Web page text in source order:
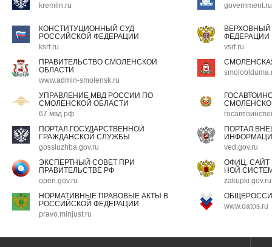
kremlin.ru
government.ru
КОНСТИТУЦИОННЫЙ СУД
РОССИЙСКОЙ ФЕДЕРАЦИИ
ksrf.ru
ФЕДЕРАЦИИ
vsrf.ru
ПРАВИТЕЛЬСТВО СМОЛЕНСКОЙ
ОБЛАСТИ
www.admin-smolensk.ru
УПРАВЛЕНИЕ МВД РОССИИ ПО
СМОЛЕНСКОЙ ОБЛАСТИ
67.мвд.рф
ПОРТАЛ ГОСУДАРСТВЕННОЙ
ГРАЖДАНСКОЙ СЛУЖБЫ
gossluzhba.gov.ru
ПОРТАЛ
ved.gov.ru
ЭКСПЕРТНЫЙ СОВЕТ ПРИ
ПРАВИТЕЛЬСТВЕ РФ
open.gov.ru
ОФИЦ.
НОЙ
zakupki.gov.ru
НОРМАТИВНЫЕ ПРАВОВЫЕ АКТЫ В
РОССИЙСКОЙ ФЕДЕРАЦИИ
pravo.minjust.ru
www.oatos.ru